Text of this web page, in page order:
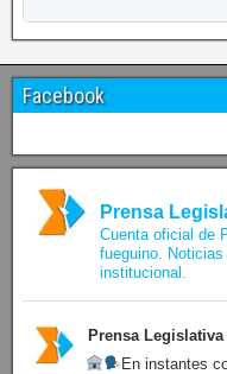
Facebook
Prensa
Cuenta oficial de
fueguino.
institucional.
Prensa Legislativa
En instantes